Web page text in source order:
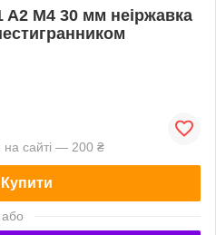
A2 M4 30 мм неіржавка
на сайті — 200 ₴
Купити
або